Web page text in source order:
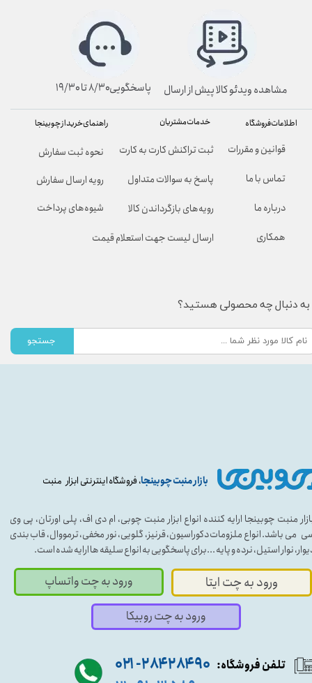
بازار منبت چوبینجا، فروشگاه اینترنتی ابزار منبت
منبت چوبینجا ارایه کننده انواع ابزار منبت چوبی، ام دی اف، پلی اورتان، پی وی
می باشد. انواع ملزومات دکوراسیون، قرنیز، گلویی، نور مخفی، ترمووال، قاب بندی
نوار استیل، نرده و پایه ...برای پاسخگویی به انواع سلیقه ها ارایه شده است.
ورود به چت ایتا ورود به چت واتساپ
تلفن فروشگاه: ۹۰ ۲۸۴ ۲۸۴- ۰۲۱
ورود به چت روبیکا
راهنمای خرید از چوبینجا
نحوه ثبت سفارش
رویه ارسال سفارش
شیوه‌های پرداخت
خدمات مشتریان
ثبت تراکنش کارت به کارت
پاسخ به سوالات متداول
رویه‌های بازگرداندن کالا
ارسال لیست جهت استعلام قیمت
اطلاعات فروشگاه
قوانین و مقررات
تماس با ما
درباره ما
همکاری
به دنبال چه محصولی هستید؟
جستجو
پاسخگویی۸/۳۰ تا ۱۹/۳۰ مشاهده ویدئو کالا پیش از ارسال